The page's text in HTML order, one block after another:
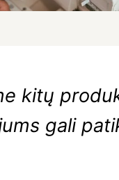
kitų
gali